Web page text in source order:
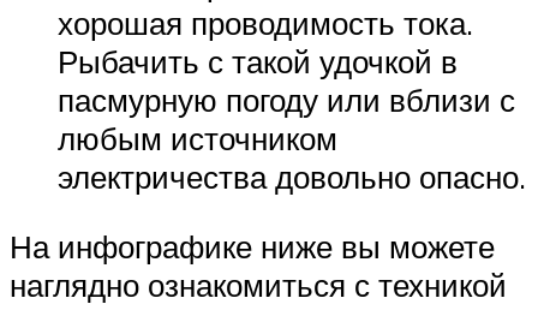
хорошая проводимость тока.
Рыбачить с такой удочкой в
пасмурную погоду или вблизи с
любым источником
электричества довольно опасно.
На инфографике ниже вы можете
наглядно ознакомиться с техникой